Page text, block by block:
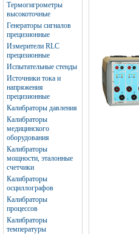
Термогигрометры
высокоточные
Генераторы сигналов
прецизионные
Измерители RLC
прецизионные
Испытательные стенды
Источники тока и
напряжения
прецизионные
Калибраторы давления
Калибраторы
медицинского
оборудования
Калибраторы
мощности, эталонные
счетчики
Калибраторы
осциллографов
Калибраторы
процессов
Калибраторы
температуры